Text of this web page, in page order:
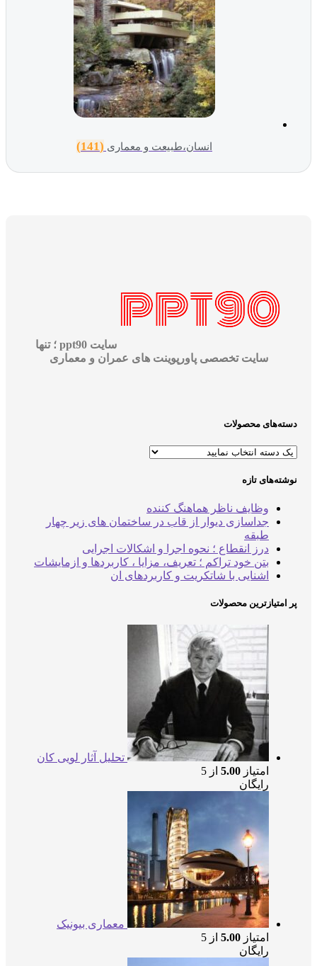
انسان،طبیعت و معماری (141)
سایت ppt90 ؛ تنها
سایت تخصصی پاورپوینت های عمران و معماری
محصولات
تازه
وظایف ناظر هماهنگ کننده
جداسازی دیوار از قاب در ساختمان های زیر چهار
درز انقطاع ؛ نحوه اجرا و اشکالات اجرایی
بتن خود تراکم ؛ تعریف، مزایا ، کاربردها و ازمایشات
اشنایی با شاتکریت و کاربردهای ان
محصولات
تحلیل آثار لویی کان
5.00از 5
معماری بیونیک
5.00از 5